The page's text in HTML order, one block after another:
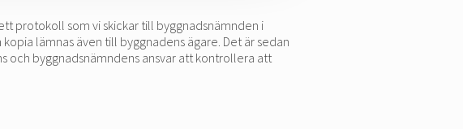
protokoll som vi skickar till byggnadsnämnden i
lämnas även till byggnadens ägare. Det är sedan
och byggnadsnämndens ansvar att kontrollera att